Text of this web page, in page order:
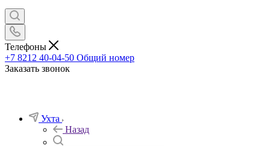
Телефоны
+7 8212 40-04-50 Общий номер
Заказать звонок
Ухта
Назад